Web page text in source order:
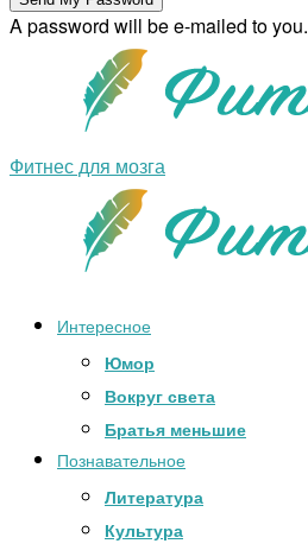
A password will be e-mailed to you.
Фитнес для мозга
Интересное
Юмор
Вокруг света
Братья меньшие
Познавательное
Литература
Культура